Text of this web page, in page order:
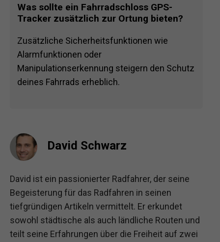
Was sollte ein Fahrradschloss GPS-
Tracker zusätzlich zur Ortung bieten?
Zusätzliche Sicherheitsfunktionen wie
Alarmfunktionen oder
Manipulationserkennung steigern den Schutz
deines Fahrrads erheblich.
David Schwarz
David ist ein passionierter Radfahrer, der seine
Begeisterung für das Radfahren in seinen
tiefgründigen Artikeln vermittelt. Er erkundet
sowohl städtische als auch ländliche Routen und
teilt seine Erfahrungen über die Freiheit auf zwei